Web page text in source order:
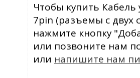
Чтобы купить
7pin (разъемы с двух
нажмите кнопку
или позвоните нам
или напишите нам